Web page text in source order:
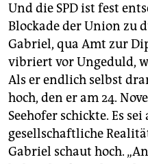
Und die SPD ist fest
Blockade der Union zu
Gabriel, qua Amt zur
vibriert vor Ungeduld,
Als er endlich selbst
hoch, den er am 24.
Seehofer schickte. Es
gesellschaftliche
Gabriel schaut hoch.